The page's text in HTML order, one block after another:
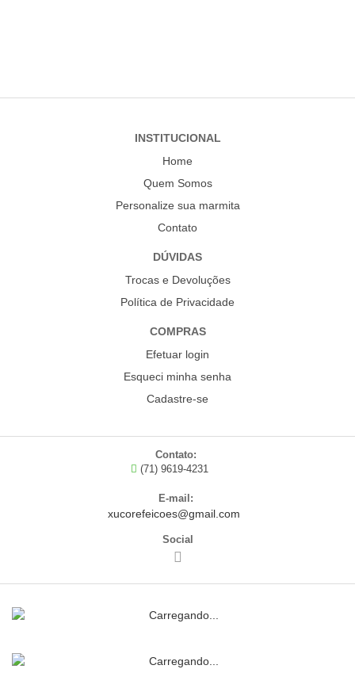
INSTITUCIONAL
Home
Quem Somos
Personalize sua marmita
Contato
DÚVIDAS
Trocas e Devoluções
Política de Privacidade
COMPRAS
Efetuar login
Esqueci minha senha
Cadastre-se
Contato:
(71) 9619-4231
E-mail:
xucorefeicoes@gmail.com
Social